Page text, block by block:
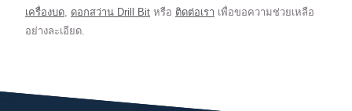
เครื่องบด, ดอกสว่าน Drill Bit หรือ ติดต่อเรา เพื่อขอความช่วยเหลือ
อย่างละเอียด.